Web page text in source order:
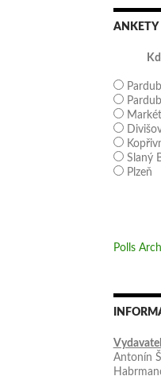
ANKETY
Slaný
Plzeň
Polls
Antonín